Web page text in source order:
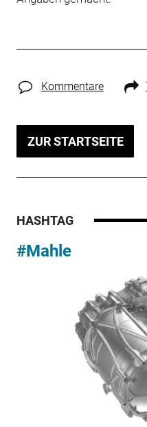
Kommentare
ZUR STARTSEITE
HASHTAG
#Mahle